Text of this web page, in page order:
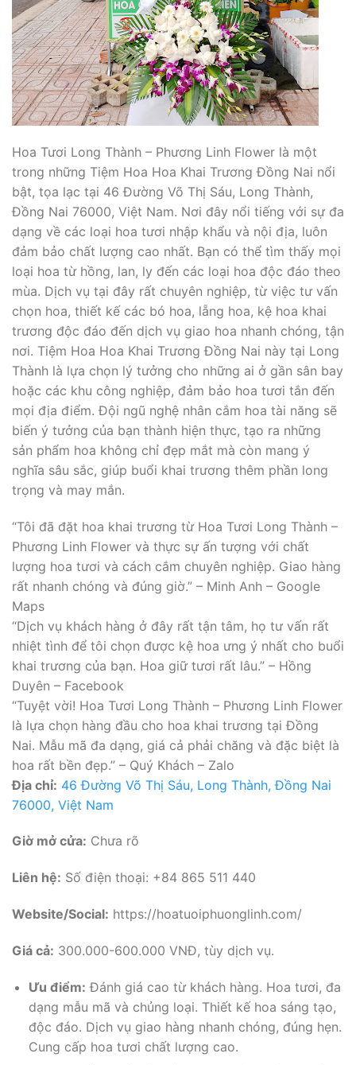
Hoa Tươi Long Thành – Phương Linh Flower là một
trong những Tiệm Hoa Hoa Khai Trương Đồng Nai nổi
bật, tọa lạc tại 46 Đường Võ Thị Sáu, Long Thành,
Đồng Nai 76000, Việt Nam. Nơi đây nổi tiếng với sự đa
dạng về các loại hoa tươi nhập khẩu và nội địa, luôn
đảm bảo chất lượng cao nhất. Bạn có thể tìm thấy mọi
loại hoa từ hồng, lan, ly đến các loại hoa độc đáo theo
mùa. Dịch vụ tại đây rất chuyên nghiệp, từ việc tư vấn
chọn hoa, thiết kế các bó hoa, lẵng hoa, kệ hoa khai
trương độc đáo đến dịch vụ giao hoa nhanh chóng, tận
nơi. Tiệm Hoa Hoa Khai Trương Đồng Nai này tại Long
Thành là lựa chọn lý tưởng cho những ai ở gần sân bay
hoặc các khu công nghiệp, đảm bảo hoa tươi tắn đến
mọi địa điểm. Đội ngũ nghệ nhân cắm hoa tài năng sẽ
biến ý tưởng của bạn thành hiện thực, tạo ra những
sản phẩm hoa không chỉ đẹp mắt mà còn mang ý
nghĩa sâu sắc, giúp buổi khai trương thêm phần long
trọng và may mắn.
“Tôi đã đặt hoa khai trương từ Hoa Tươi Long Thành –
Phương Linh Flower và thực sự ấn tượng với chất
lượng hoa tươi và cách cắm chuyên nghiệp. Giao hàng
rất nhanh chóng và đúng giờ.” – Minh Anh – Google
Maps
“Dịch vụ khách hàng ở đây rất tận tâm, họ tư vấn rất
nhiệt tình để tôi chọn được kệ hoa ưng ý nhất cho buổi
khai trương của bạn. Hoa giữ tươi rất lâu.” – Hồng
Duyên – Facebook
“Tuyệt vời! Hoa Tươi Long Thành – Phương Linh Flower
là lựa chọn hàng đầu cho hoa khai trương tại Đồng
Nai. Mẫu mã đa dạng, giá cả phải chăng và đặc biệt là
hoa rất bền đẹp.” – Quý Khách – Zalo
Địa chỉ: 46 Đường Võ Thị Sáu, Long Thành, Đồng Nai
76000, Việt Nam
Giờ mở cửa: Chưa rõ
Liên hệ: Số điện thoại: +84 865 511 440
Website/Social: https://hoatuoiphuonglinh.com/
Giá cả: 300.000-600.000 VNĐ, tùy dịch vụ.
Ưu điểm: Đánh giá cao từ khách hàng. Hoa tươi, đa
dạng mẫu mã và chủng loại. Thiết kế hoa sáng tạo,
độc đáo. Dịch vụ giao hàng nhanh chóng, đúng hẹn.
Cung cấp hoa tươi chất lượng cao.